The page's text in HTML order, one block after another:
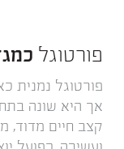
פורטוגל
פורטוגל נמנית
אך היא שונה
קצב חיים מדוד,